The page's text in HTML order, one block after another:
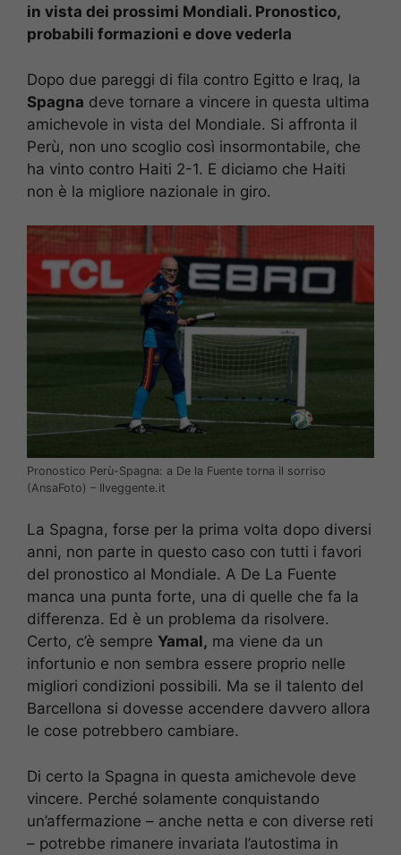
in vista dei prossimi Mondiali. Pronostico,
probabili formazioni e dove vederla
Dopo due pareggi di fila contro Egitto e Iraq, la
Spagna deve tornare a vincere in questa ultima
amichevole in vista del Mondiale. Si affronta il
Perù, non uno scoglio così insormontabile, che
ha vinto contro Haiti 2-1. E diciamo che Haiti
non è la migliore nazionale in giro.
Pronostico Perù-Spagna: a De la Fuente torna il sorriso
(AnsaFoto) – Ilveggente.it
La Spagna, forse per la prima volta dopo diversi
anni, non parte in questo caso con tutti i favori
del pronostico al Mondiale. A De La Fuente
manca una punta forte, una di quelle che fa la
differenza. Ed è un problema da risolvere.
Certo, c’è sempre Yamal, ma viene da un
infortunio e non sembra essere proprio nelle
migliori condizioni possibili. Ma se il talento del
Barcellona si dovesse accendere davvero allora
le cose potrebbero cambiare.
Di certo la Spagna in questa amichevole deve
vincere. Perché solamente conquistando
un’affermazione – anche netta e con diverse reti
– potrebbe rimanere invariata l’autostima in